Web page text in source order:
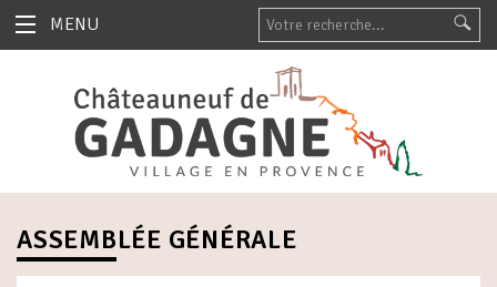
MENU
ASSEMBLÉE GÉNÉRALE